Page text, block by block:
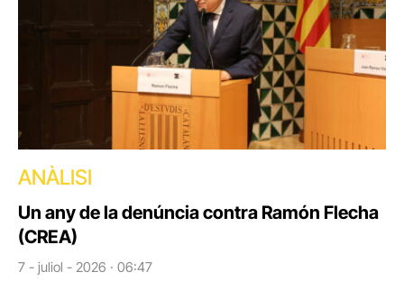
ANÀLISI
Un any de la denúncia contra Ramón Flecha
(CREA)
7 - juliol - 2026 · 06:47